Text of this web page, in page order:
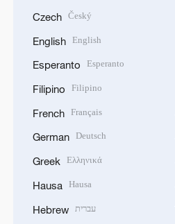
Czech Český
English English
Esperanto Esperanto
Filipino Filipino
French Français
German Deutsch
Greek Ελληνικά
Hausa Hausa
Hebrew עברית